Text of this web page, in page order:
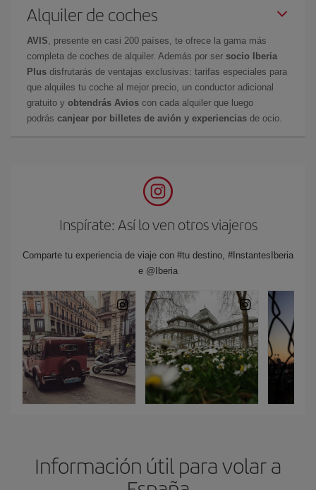
Alquiler de coches
AVIS , presente en casi 200 países, te ofrece la gama más
completa de coches de alquiler. Además por ser socio Iberia
Plus disfrutarás de ventajas exclusivas: tarifas especiales para
que alquiles tu coche al mejor precio, un conductor adicional
gratuito y obtendrás Avios con cada alquiler que luego
podrás canjear por billetes de avión y experiencias de ocio.
Inspírate: Así lo ven otros viajeros
Comparte tu experiencia de viaje con #tu destino, #InstantesIberia
e @Iberia
Información útil para volar a